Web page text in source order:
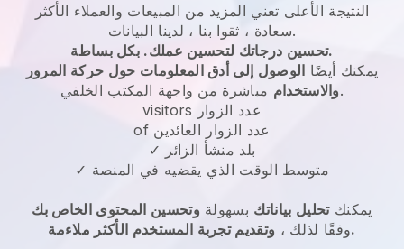
النتيجة الأعلى تعني المزيد من المبيعات والعملاء الأكثر
سعادة ، ثقوا بنا ، لدينا البيانات.
تحسين درجاتك لتحسين عملك. بكل بساطة.
يمكنك أيضًا الوصول إلى أدق المعلومات حول حركة المرور
والاستخداممباشرة من واجهة المكتب الخلفي.
visitors عدد الزوار
of عدد الزوار العائدين
✓ بلد منشأ الزائر
✓ متوسط الوقت الذي يقضيه في المنصة
يمكنكتحليل بياناتك بسهولة وتحسين المحتوى الخاص بك
وفقًا لذلك ،وتقديم تجربة المستخدم الأكثر ملاءمة.